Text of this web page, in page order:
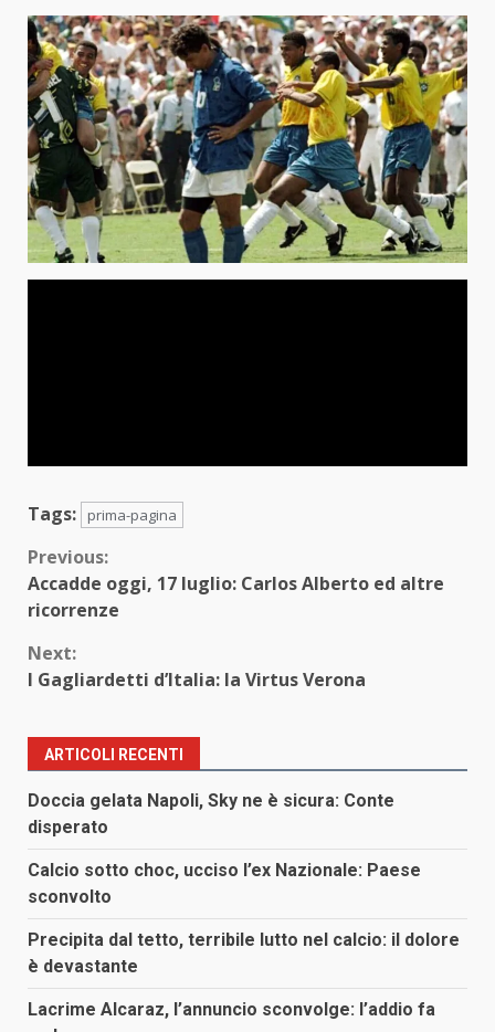
Tags: prima-pagina
Continue
Reading
Previous:
Accadde oggi, 17 luglio: Carlos Alberto ed altre
ricorrenze
Next:
I Gagliardetti d’Italia: la Virtus Verona
ARTICOLI RECENTI
Doccia gelata Napoli, Sky ne è sicura: Conte
disperato
Calcio sotto choc, ucciso l’ex Nazionale: Paese
sconvolto
Precipita dal tetto, terribile lutto nel calcio: il dolore
è devastante
Lacrime Alcaraz, l’annuncio sconvolge: l’addio fa